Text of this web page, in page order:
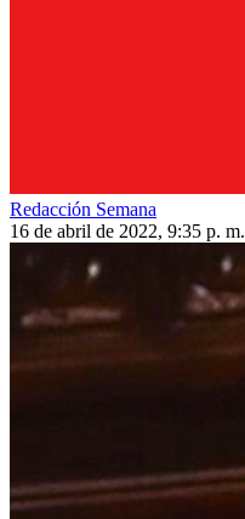
Redacción Semana
16 de abril de 2022, 9:35 p. m.